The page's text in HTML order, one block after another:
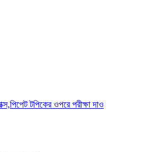
টপিকের ওপরে পরীক্ষা দাও